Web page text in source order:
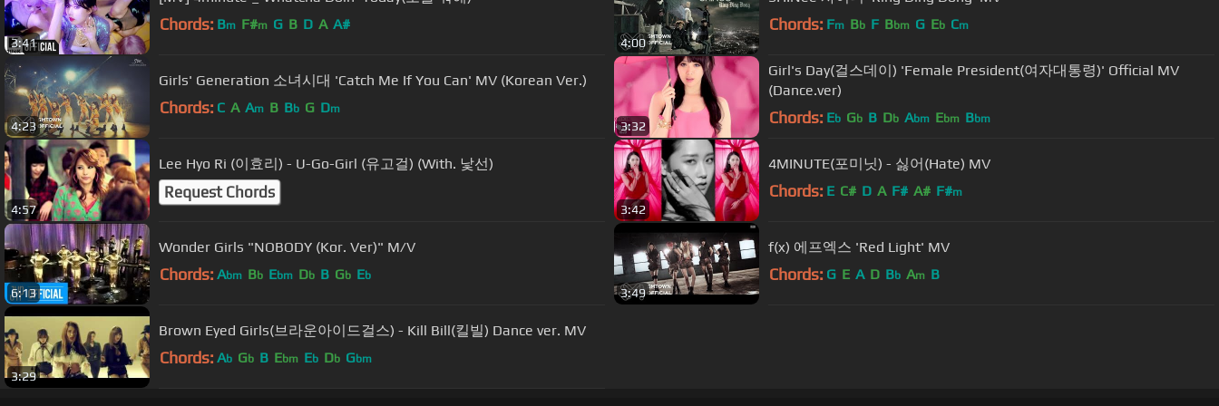
3:41
Chords: Bm F#m G B D A A#
4:00
Chords: Fm Bb F Bbm G Eb Cm
4:23
Girls' Generation 소녀시대 'Catch Me If You Can' MV (Korean Ver.)
Chords: C A Am B Bb G Dm
3:32
Girl's Day(걸스데이) 'Female President(여자대통령)' Official MV
(Dance.ver)
Chords: Eb Gb B Db Abm Ebm Bbm
4:57
Lee Hyo Ri (이효리) - U-Go-Girl (유고걸) (With. 낯선)
Request Chords
3:42
4MINUTE(포미닛) - 싫어(Hate) MV
Chords: E C# D A F# A# F#m
6:13
Wonder Girls "NOBODY (Kor. Ver)" M/V
Chords: Abm Bb Ebm Db B Gb Eb
3:49
f(x) 에프엑스 'Red Light' MV
Chords: G E A D Bb Am B
3:29
Brown Eyed Girls(브라운아이드걸스) - Kill Bill(킬빌) Dance ver. MV
Chords: Ab Gb B Ebm Eb Db Gbm